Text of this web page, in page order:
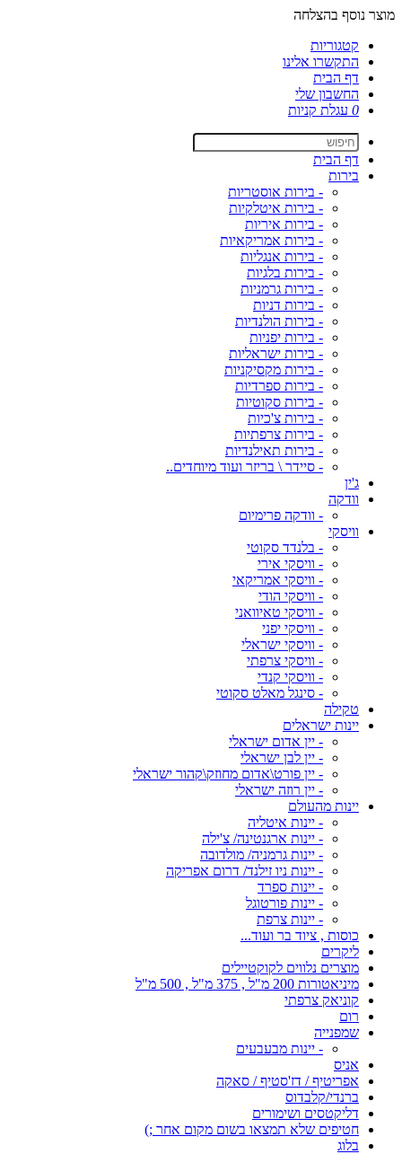
מוצר נוסף בהצלחה
קטגוריות
התקשרו אלינו
דף הבית
החשבון שלי
0 עגלת קניות
דף הבית
בירות
- בירות אוסטריות
- בירות איטלקיות
- בירות איריות
- בירות אמריקאיות
- בירות אנגליות
- בירות בלגיות
- בירות גרמניות
- בירות דניות
- בירות הולנדיות
- בירות יפניות
- בירות ישראליות
- בירות מקסיקניות
- בירות ספרדיות
- בירות סקוטיות
- בירות צ'כיות
- בירות צרפתיות
- בירות תאילנדיות
- סיידר \ בריזר ועוד מיוחדים..
ג'ין
וודקה
- וודקה פרימיום
וויסקי
- בלנדד סקוטי
- וויסקי אירי
- וויסקי אמריקאי
- וויסקי הודי
- וויסקי טאיוואני
- וויסקי יפני
- וויסקי ישראלי
- וויסקי צרפתי
- וויסקי קנדי
- סינגל מאלט סקוטי
טקילה
יינות ישראלים
- יין אדום ישראלי
- יין לבן ישראלי
- יין פורט\אדום מחוזק\קהור ישראלי
- יין רוזה ישראלי
יינות מהעולם
- יינות איטליה
- יינות ארגנטינה/ צ'ילה
- יינות גרמניה/ מולדובה
- יינות ניו זילנד/ דרום אפריקה
- יינות ספרד
- יינות פורטוגל
- יינות צרפת
כוסות , ציוד בר ועוד...
ליקרים
מוצרים נלווים לקוקטיילים
מיניאטורות 200 מ"ל , 375 מ"ל , 500 מ"ל
קוניאק צרפתי
רום
שמפנייה
- יינות מבעבעים
אניס
אפריטיף / דז'סטיף / סאקה
ברנדי/קלבדוס
דליקטסים ושימורים
חטיפים שלא תמצאו בשום מקום אחר ;)
בלוג